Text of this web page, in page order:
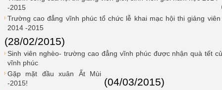
-2015
Trường cao đẳng vĩnh phúc tổ chức lễ khai mạc hội thi giảng
2014 -2015
(28/02/2015)
Sinh viên nghèo- trường cao đẳng vĩnh phúc được nhận quà tết
vĩnh phúc
Gặp mặt đầu xuân Ất Mùi
-2015!
(04/03/2015)